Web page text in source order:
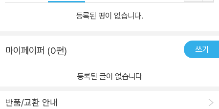
등록된 평이 없습니다.
마이페이퍼 (0편) 쓰기
등록된 글이 없습니다
반품/교환 안내